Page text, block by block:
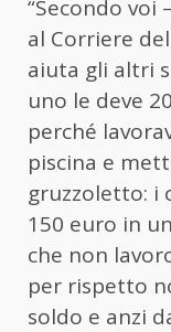
“Secondo voi
al Corriere
aiuta gli altri
uno le deve
perché
piscina e
gruzzoletto: i
150 euro in
che non
per rispetto
soldo e anzi